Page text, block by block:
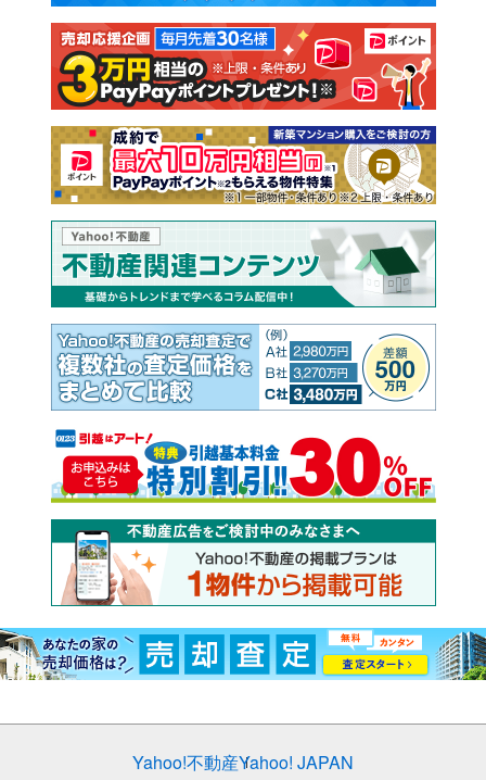
注文住宅 土地
売却査定
Yahoo!不動産Yahoo! JAPAN